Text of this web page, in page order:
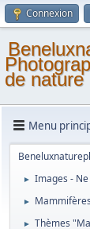
Connexion
de nature
Menu
► Images -
► Mammifères
► Thèmes